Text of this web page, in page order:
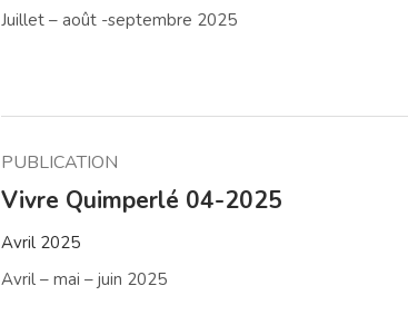
Juillet – août -septembre 2025
PUBLICATION
Vivre Quimperlé 04-2025
Avril 2025
Avril – mai – juin 2025